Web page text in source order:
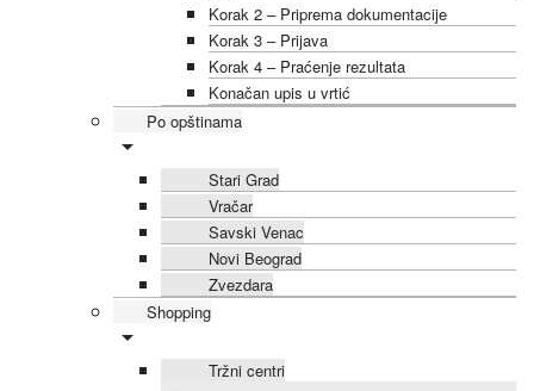
Korak 2 – Priprema dokumentacije
Korak 3 – Prijava
Korak 4 – Praćenje rezultata
Konačan upis u vrtić
Po opštinama
Stari Grad
Vračar
Savski Venac
Novi Beograd
Zvezdara
Shopping
Tržni centri